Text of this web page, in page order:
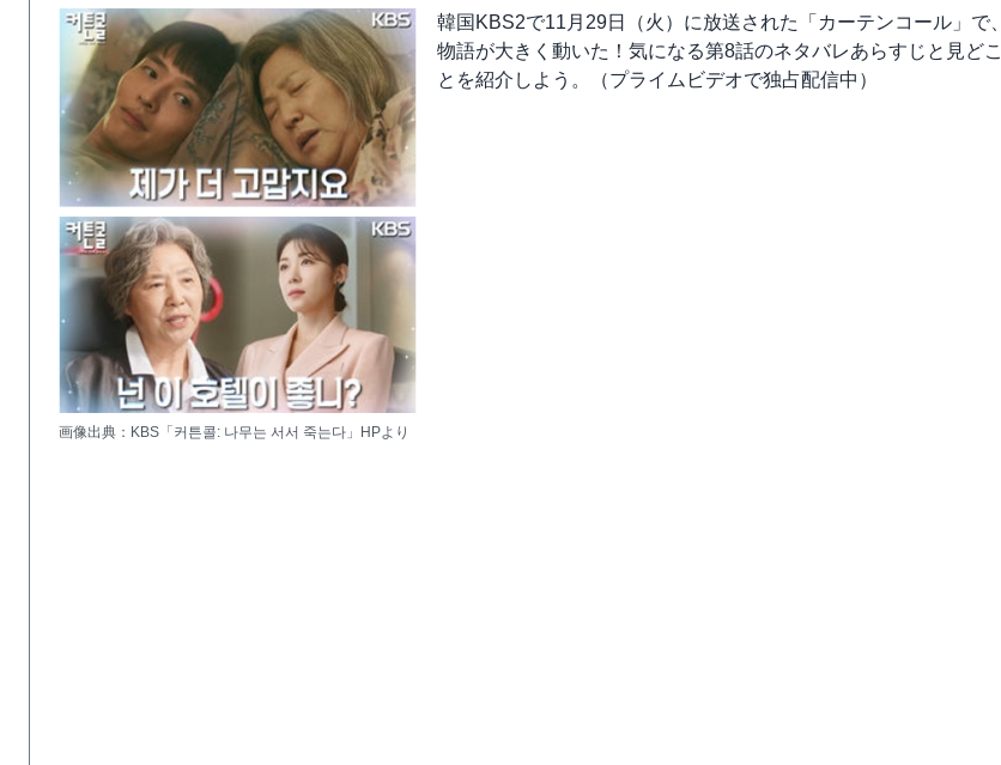
画像出典：KBS「커튼콜: 나무는 서서 죽는다」HPより
韓国KBS2で11月29日（火）に放送された「カーテンコール」で、
物語が大きく動いた！気になる第8話のネタバレあらすじと見どこ
とを紹介しよう。（プライムビデオで独占配信中）